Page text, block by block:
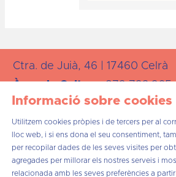
Ctra. de Juià, 46 | 17460 Celrà
Àrea deCultura:872 723 265
cultura@celra.cat
Informació sobre cookies
Utilitzem cookies pròpies i de tercers per al
lloc web, i si ens dona el seu consentiment,
per recopilar dades de les seves visites per
agregades per millorar els nostres serveis i
relacionada amb les seves preferències a